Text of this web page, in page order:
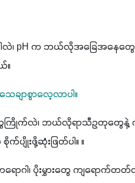
ာကို အရင်ဆုံးသိရအောင် မြေကို ဓာတ်ခွဲပေး
။
ျာစွာလေ့လာပါ။
က်လဲ၊ ဘယ်လိုရာသီဥတုတွေနဲ့ ကိုက်
ပျိုးဖို့ဆုံးဖြတ်ပါ။ ။